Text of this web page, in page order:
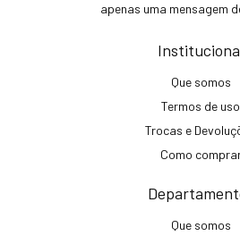
apenas uma mensagem
Que somos
Termos de uso
Trocas e
Como
Que somos